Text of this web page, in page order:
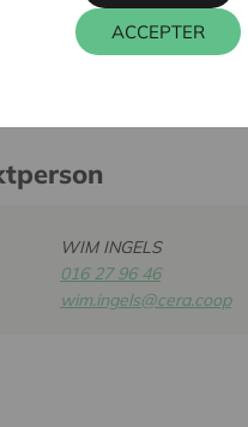
sintelooi.wingene@3span.be
www.sintelooiwingene.be
WIM INGELS
016 27 96 46
wim.ingels@cera.coop
ACCEPTER